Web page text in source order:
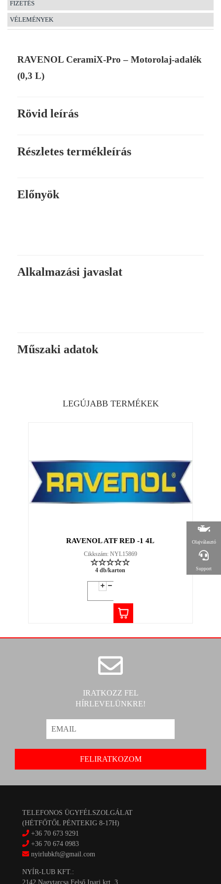
FIZETÉS
VÉLEMÉNYEK
RAVENOL CeramiX-Pro – Motorolaj-adalék
(0,3 L)
Rövid leírás
Részletes termékleírás
Előnyök
Alkalmazási javaslat
Műszaki adatok
LEGÚJABB TERMÉKEK
RAVENOL ATF RED -1 4L
Cikkszám: NYL15869
4 db/karton
IRATKOZZ FEL
HÍRLEVELÜNKRE!
TELEFONOS ÜGYFÉLSZOLGÁLAT
(HÉTFŐTŐL PÉNTEKIG 8-17H)
+36 70 673 9291
+36 70 674 0983
nyirlubkft@gmail.com
NYÍR-LUB KFT.:
2142 Nagytarcsa Felső Ipari krt. 3
Olajválasztó
Support